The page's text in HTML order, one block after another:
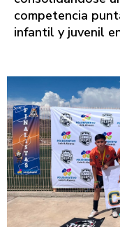
competencia
infantil y juvenil